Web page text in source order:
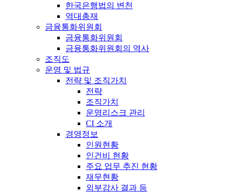
한국은행법의 변천
역대총재
금융통화위원회
금융통화위원회
금융통화위원회의 역사
조직도
운영 및 법규
전략 및 조직가치
전략
조직가치
운영리스크 관리
CI 소개
경영정보
인원현황
인건비 현황
주요 업무 추진 현황
재무현황
외부감사 결과 등